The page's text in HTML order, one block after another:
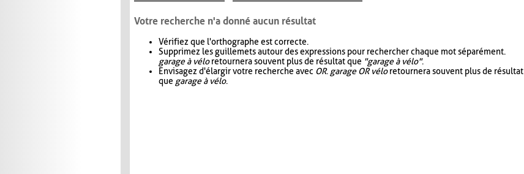
Votre recherche n'a donné aucun résultat
Vérifiez que l'orthographe est correcte.
Supprimez les guillemets autour des expressions pour rechercher chaque mot séparément.
garage à véloretournera souvent plus de résultat que "garage à vélo".
Envisagez d'élargir votre recherche avec OR. garage OR véloretournera souvent plus de résultat
que garage à vélo.